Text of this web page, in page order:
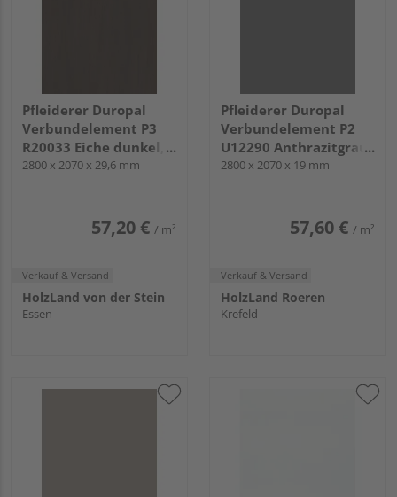
Pfleiderer Duropal
Verbundelement P3
R20033 Eiche dunkel,
RU
2800 x 2070 x 29,6 mm
57,20 € / m²
Verkauf & Versand
HolzLand von der Stein
Essen
Pfleiderer Duropal
Verbundelement P2
U12290 Anthrazitgrau,
SD
2800 x 2070 x 19 mm
57,60 € / m²
Verkauf & Versand
HolzLand Roeren
Krefeld